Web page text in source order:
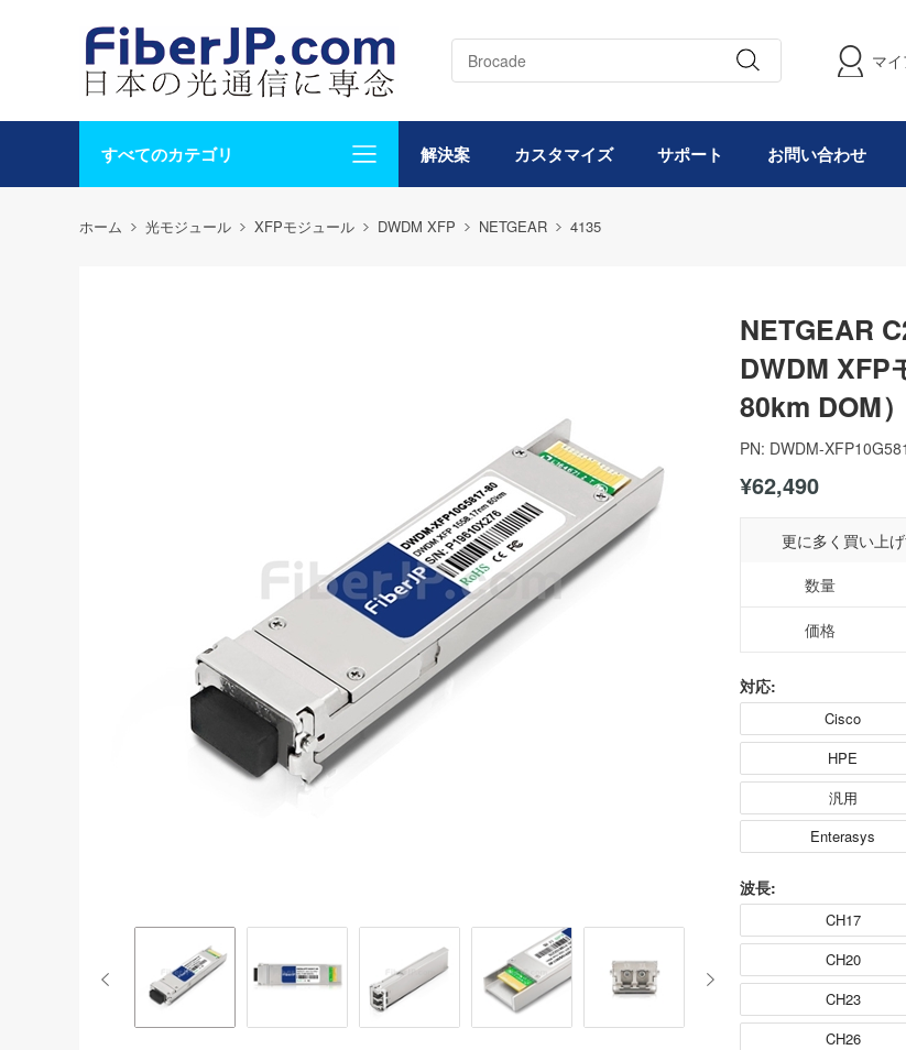
マ
すべてのカテゴリ 解決案 カスタマイズ サポート お問い合わせ
ホーム 光モジュール XFPモジュール DWDM XFP NETGEAR 4135
NETGEAR
DWDM XFP
80km DOM）
PN: DWDM-
¥62,490
更に多く買い上
数量
価格
対応:
Cisco
HPE
汎用
Enterasys
波長:
CH17
CH20
CH23
CH26